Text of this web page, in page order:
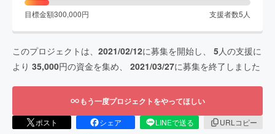
目標金額300,000円 支援者数5 人
このプロジェクトは、 2021/02/12に募集を開始し、 5人の支援に
より 35,000円の資金を集め、 2021/03/27に募集を終了しました
もう一度プロジェクトをやってほしい
ポスト シェア LINEで送る
URLコピー